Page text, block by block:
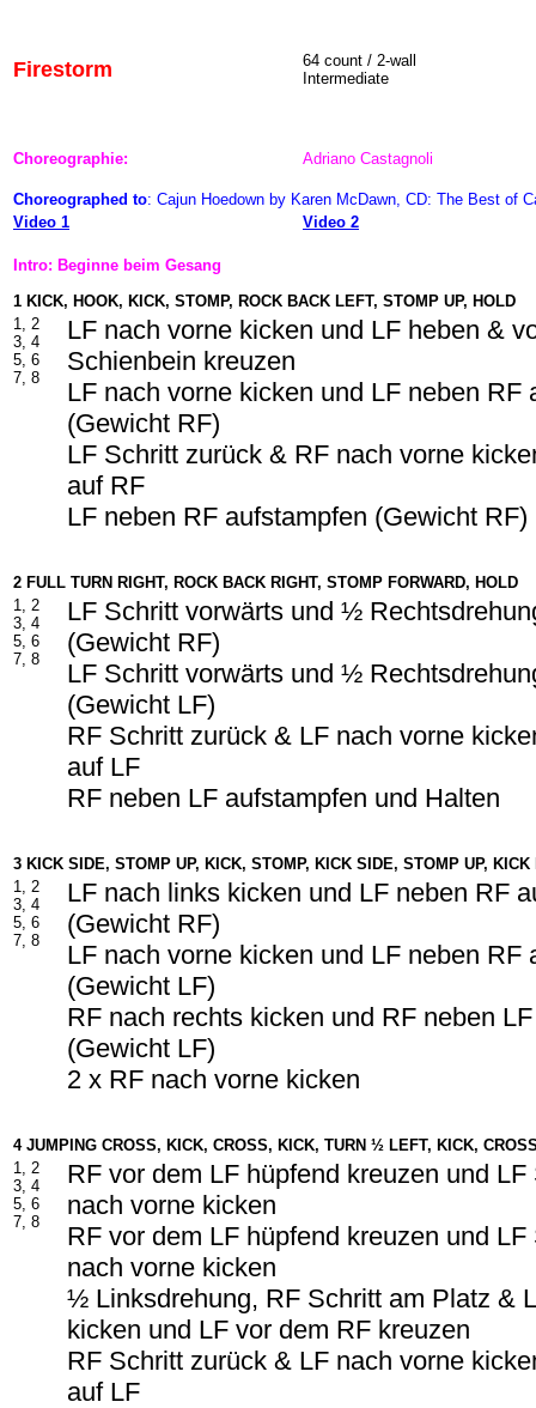
Firestorm
64 count / 2-wall
Intermediate
Choreographie: Adriano Castagnoli
Choreographed to: Cajun Hoedown by Karen McDawn, CD: The Best of
Video 1
Video 2
Intro: Beginne beim Gesang
1 KICK, HOOK, KICK, STOMP, ROCK BACK LEFT, STOMP UP, HOLD
1, 2
3, 4
5, 6
7, 8
LF nach vorne kicken und LF heben &
Schienbein kreuzen
LF nach vorne kicken und LF neben RF
(Gewicht RF)
LF Schritt zurück & RF nach vorne
auf RF
LF neben RF aufstampfen (Gewicht
2 FULL TURN RIGHT, ROCK BACK RIGHT, STOMP FORWARD, HOLD
1, 2
3, 4
5, 6
7, 8
LF Schritt vorwärts und ½
(Gewicht RF)
LF Schritt vorwärts und ½
(Gewicht LF)
RF Schritt zurück & LF nach vorne
auf LF
RF neben LF aufstampfen und Halten
3 KICK SIDE, STOMP UP, KICK, STOMP, KICK SIDE, STOMP UP, KICK
1, 2
3, 4
5, 6
7, 8
LF nach links kicken und LF neben RF
(Gewicht RF)
LF nach vorne kicken und LF neben RF
(Gewicht LF)
RF nach rechts kicken und RF neben
(Gewicht LF)
2 x RF nach vorne kicken
4 JUMPING CROSS, KICK, CROSS, KICK, TURN ½ LEFT, KICK,
1, 2
3, 4
5, 6
7, 8
RF vor dem LF hüpfend kreuzen und
nach vorne kicken
RF vor dem LF hüpfend kreuzen und
nach vorne kicken
½ Linksdrehung, RF Schritt am Platz &
kicken und LF vor dem RF kreuzen
RF Schritt zurück & LF nach vorne
auf LF